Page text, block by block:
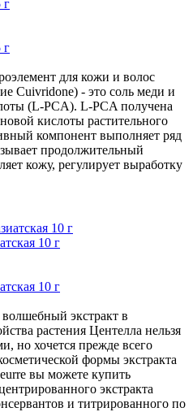
г
г
для кожи и волос
Cuivridone) - это соль меди и
(L-PCA). L-PCA получена
кислоты растительного
компонент выполняет ряд
продолжительный
кожу, регулирует выработку
10 г
10 г
экстракт в
растения Центелла нельзя
но хочется прежде всего
формы экстракта
вы можете купить
экстракта
и титрированного по